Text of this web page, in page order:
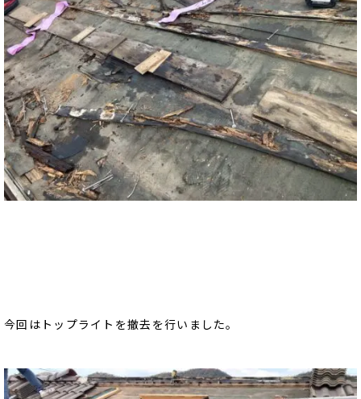
今回はトップライトを撤去を行いました。